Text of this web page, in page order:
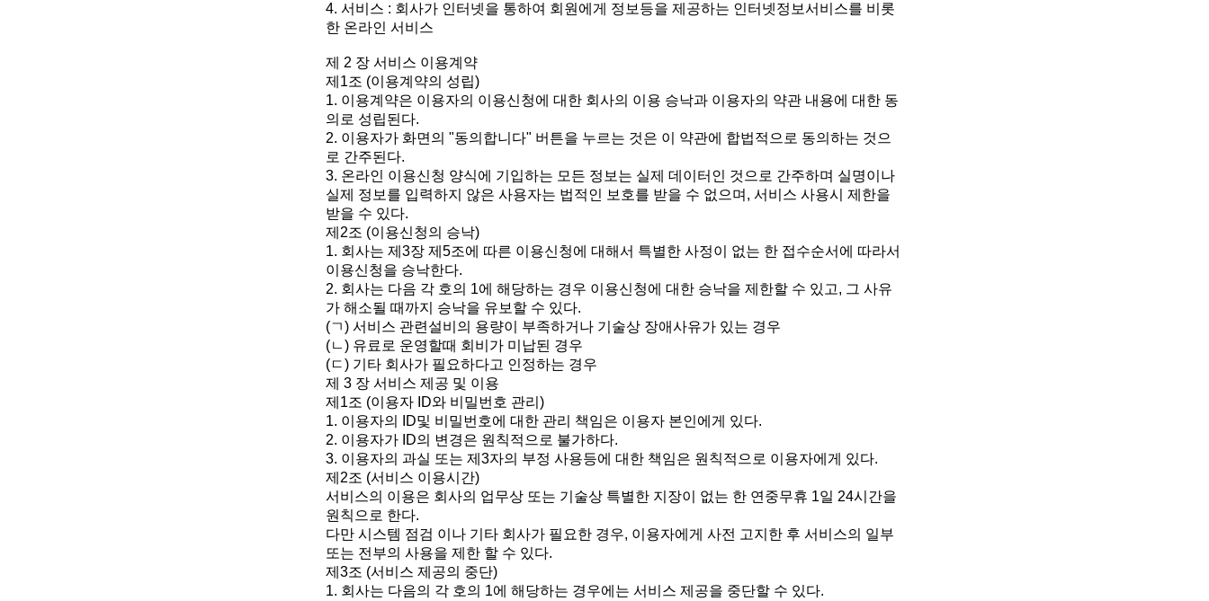
4. 서비스 : 회사가 인터넷을 통하여 회원에게 정보등을 제공하는 인터넷정보서비스를 비롯
한 온라인 서비스
제 2 장 서비스 이용계약
제1조 (이용계약의 성립)
1. 이용계약은 이용자의 이용신청에 대한 회사의 이용 승낙과 이용자의 약관 내용에 대한 동
의로 성립된다.
2. 이용자가 화면의 "동의합니다" 버튼을 누르는 것은 이 약관에 합법적으로 동의하는 것으
로 간주된다.
3. 온라인 이용신청 양식에 기입하는 모든 정보는 실제 데이터인 것으로 간주하며 실명이나
실제 정보를 입력하지 않은 사용자는 법적인 보호를 받을 수 없으며, 서비스 사용시 제한을
받을 수 있다.
제2조 (이용신청의 승낙)
1. 회사는 제3장 제5조에 따른 이용신청에 대해서 특별한 사정이 없는 한 접수순서에 따라서
이용신청을 승낙한다.
2. 회사는 다음 각 호의 1에 해당하는 경우 이용신청에 대한 승낙을 제한할 수 있고, 그 사유
가 해소될 때까지 승낙을 유보할 수 있다.
(ㄱ) 서비스 관련설비의 용량이 부족하거나 기술상 장애사유가 있는 경우
(ㄴ) 유료로 운영할때 회비가 미납된 경우
(ㄷ) 기타 회사가 필요하다고 인정하는 경우
제 3 장 서비스 제공 및 이용
제1조 (이용자 ID와 비밀번호 관리)
1. 이용자의 ID및 비밀번호에 대한 관리 책임은 이용자 본인에게 있다.
2. 이용자가 ID의 변경은 원칙적으로 불가하다.
3. 이용자의 과실 또는 제3자의 부정 사용등에 대한 책임은 원칙적으로 이용자에게 있다.
제2조 (서비스 이용시간)
서비스의 이용은 회사의 업무상 또는 기술상 특별한 지장이 없는 한 연중무휴 1일 24시간을
원칙으로 한다.
다만 시스템 점검 이나 기타 회사가 필요한 경우, 이용자에게 사전 고지한 후 서비스의 일부
또는 전부의 사용을 제한 할 수 있다.
제3조 (서비스 제공의 중단)
1. 회사는 다음의 각 호의 1에 해당하는 경우에는 서비스 제공을 중단할 수 있다.